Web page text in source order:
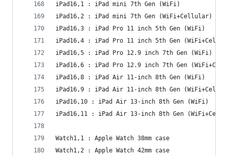
iPad16,1 : iPad mini 7th Gen (WiFi)
iPad16,2 : iPad mini 7th Gen (WiFi+Cellular)
iPad16,3 : iPad Pro 11 inch 5th Gen (WiFi)
iPad16,4 : iPad Pro 11 inch 5th Gen
iPad16,5 : iPad Pro 12.9 inch 7th Gen (WiFi)
iPad16,6 : iPad Pro 12.9 inch 7th Gen
iPad16,8 : iPad Air 11-inch 8th Gen (WiFi)
iPad16,9 : iPad Air 11-inch 8th Gen
iPad16,10 : iPad Air 13-inch 8th Gen (WiFi)
iPad16,11 : iPad Air 13-inch 8th Gen
Watch1,1 : Apple Watch 38mm case
Watch1,2 : Apple Watch 42mm case